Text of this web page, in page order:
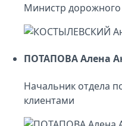
Министр дорожного
ПОТАПОВА Алена
Начальник отдела
клиентами